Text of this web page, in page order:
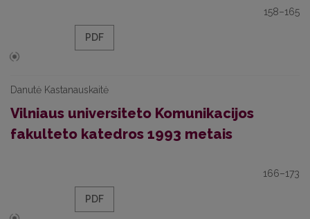
158–165
PDF
Danutė Kastanauskaitė
Vilniaus universiteto Komunikacijos
fakulteto katedros 1993 metais
166–173
PDF